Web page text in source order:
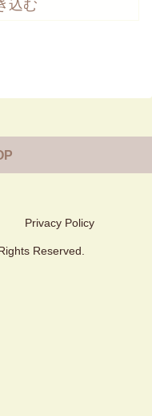
込む
Privacy Policy
Reserved.